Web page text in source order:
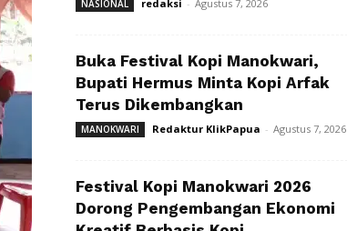
NASIONAL redaksi - Agustus 7, 2026
Buka Festival Kopi Manokwari,
Bupati Hermus Minta Kopi Arfak
Terus Dikembangkan
MANOKWARI Redaktur KlikPapua - Agustus 7, 2026
Festival Kopi Manokwari 2026
Dorong Pengembangan Ekonomi